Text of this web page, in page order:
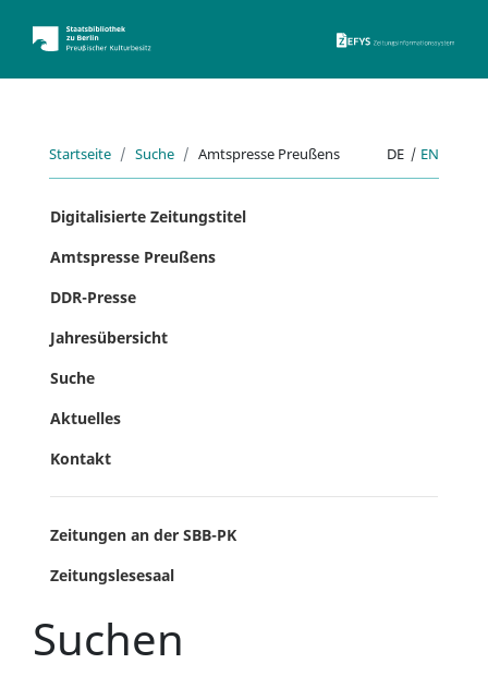
Startseite Suche Amtspresse Preußens DE | EN
Digitalisierte Zeitungstitel
Amtspresse Preußens
DDR-Presse
Jahresübersicht
Suche
Aktuelles
Kontakt
Zeitungen an der SBB-PK
Zeitungslesesaal
Suchen